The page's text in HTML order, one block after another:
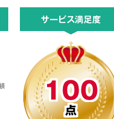
サービス満足度
100
点